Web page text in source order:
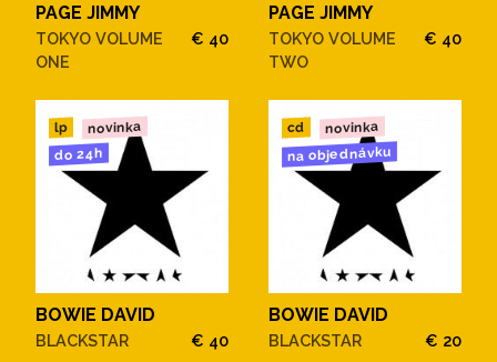
PAGE JIMMY
TOKYO VOLUME
ONE
€ 40
PAGE JIMMY
TOKYO VOLUME
TWO
€ 40
lp novinka
do 24h
BOWIE DAVID
BLACKSTAR € 40
cd novinka
na objednávku
BOWIE DAVID
BLACKSTAR € 20